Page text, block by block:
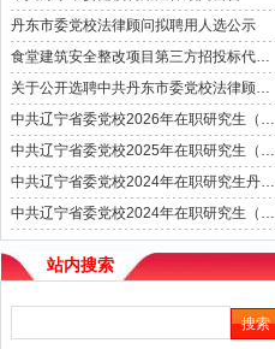
丹东市委党校法律顾问拟聘用人选公示
食堂建筑安全整改项目第三方招投标代理机构选取公告
关于公开选聘中共丹东市委党校法律顾问的公告
中共辽宁省委党校2026年在职研究生（丹东学区）招生简章
中共辽宁省委党校2025年在职研究生（丹东学区）招生简章
中共辽宁省委党校2024年在职研究生丹东学区现场确认通知
中共辽宁省委党校2024年在职研究生（丹东学区）招生简章
站内搜索